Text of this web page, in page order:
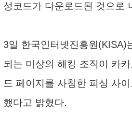
성코드가 다운로드된 것으로
3일 한국인터넷진흥원(KISA)
되는 미상의 해킹 조직이 카
드 페이지를 사칭한 피싱 사
했다고 밝혔다.